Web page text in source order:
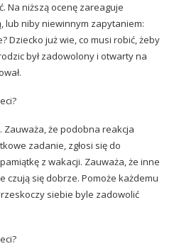
Na niższą ocenę zareaguje
lub niby niewinnym zapytaniem:
Dziecko już wie, co musi robić, żeby
był zadowolony i otwarty na
Zauważa, że podobna reakcja
zadanie, zgłosi się do
z wakacji. Zauważa, że inne
czują się dobrze. Pomoże każdemu
siebie byle zadowolić